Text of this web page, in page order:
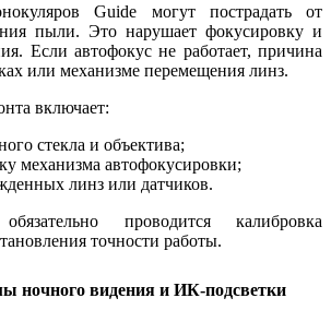
Guide могут пострадать от
пыли. Это нарушает фокусировку и
Если автофокус не работает, причина
или механизме перемещения линз.
включает:
стекла и объектива;
механизма автофокусировки;
линз или датчиков.
проводится калибровка
точности работы.
ночного видения и ИК-подсветки